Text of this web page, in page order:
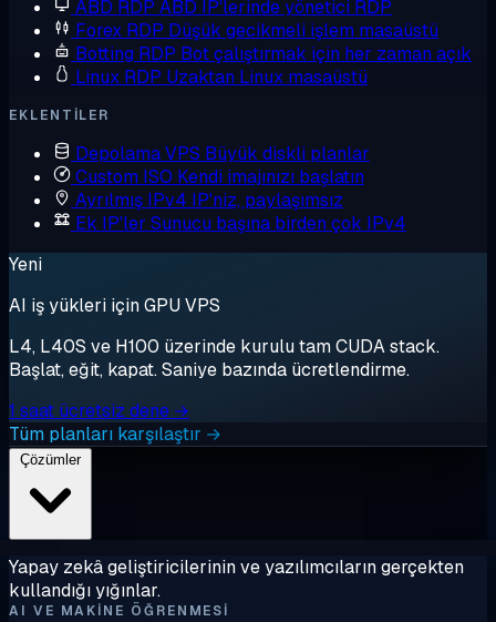
ABD RDP ABD IP'lerinde yönetici RDP
Forex RDP Düşük gecikmeli işlem masaüstü
Botting RDP Bot çalıştırmak için her zaman açık
Linux RDP Uzaktan Linux masaüstü
EKLENTILER
Depolama VPS Büyük diskli planlar
Custom ISO Kendi imajınızı başlatın
Ayrılmış IPv4 IP'niz, paylaşımsız
Ek IP'ler Sunucu başına birden çok IPv4
Yeni
AI iş yükleri için GPU VPS
L4, L40S ve H100 üzerinde kurulu tam CUDA stack.
Başlat, eğit, kapat. Saniye bazında ücretlendirme.
1 saat ücretsiz dene →
Tüm planları karşılaştır →
Çözümler
Yapay zekâ geliştiricilerinin ve yazılımcıların gerçekten
kullandığı yığınlar.
AI VE MAKINE ÖĞRENMESI